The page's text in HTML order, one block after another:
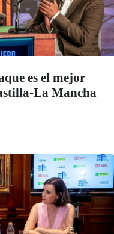
es el mejor
La Mancha